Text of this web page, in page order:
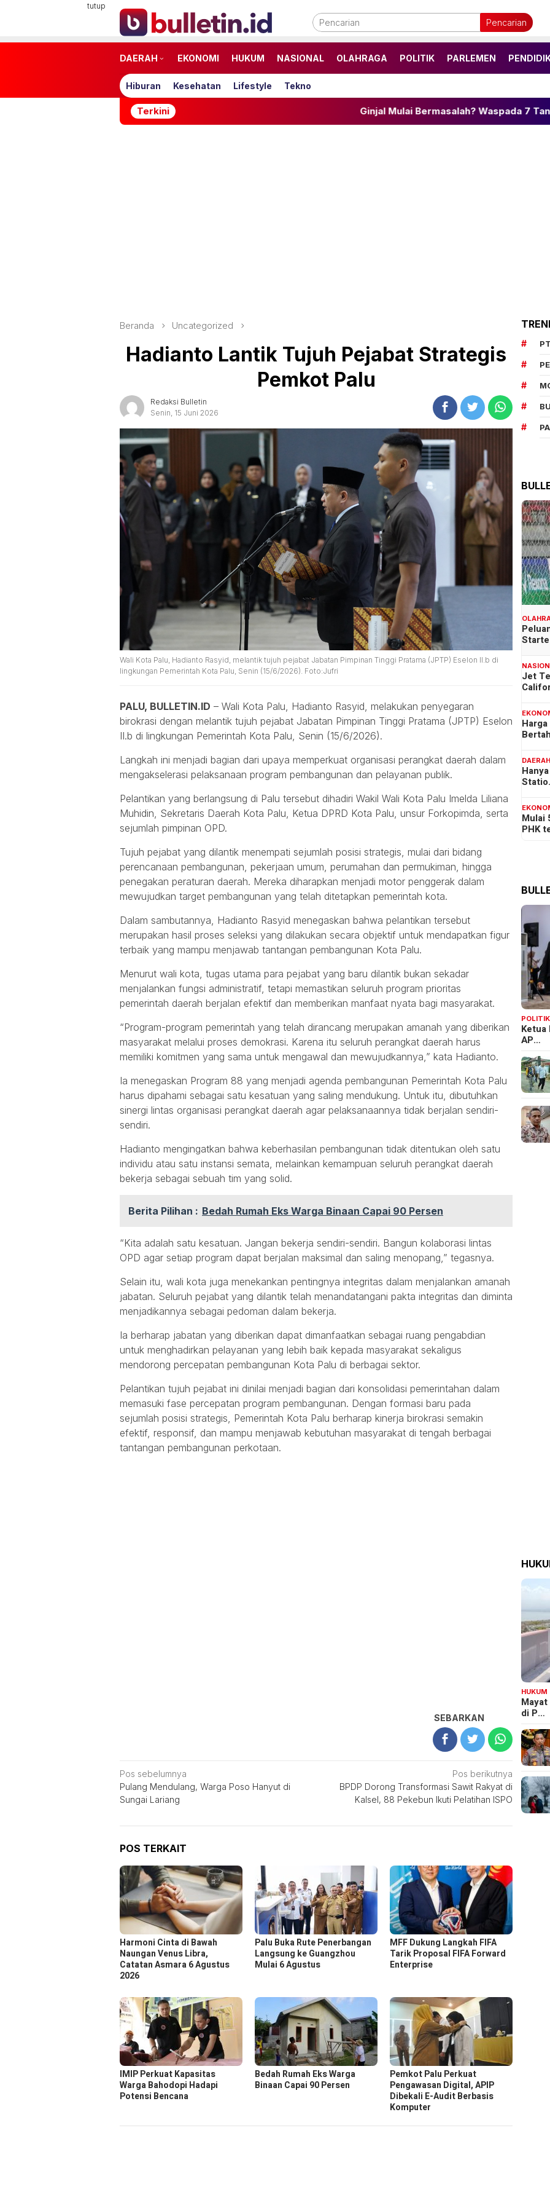
tutup
Pencarian
DAERAH EKONOMI HUKUM NASIONAL OLAHRAGA POLITIK PARLEMEN
Hiburan Kesehatan Lifestyle Tekno
Terkini Ginjal Mulai Bermasalah? Waspada 7 Tanda Diam-
Beranda Uncategorized
Hadianto Lantik Tujuh Pejabat Strategis
Pemkot Palu
Redaksi Bulletin
Senin, 15 Juni 2026
Wali Kota Palu, Hadianto Rasyid, melantik tujuh pejabat Jabatan Pimpinan Tinggi Pratama (JPTP) Eselon II.b di
lingkungan Pemerintah Kota Palu, Senin (15/6/2026). Foto:Jufri
PALU, BULLETIN.ID – Wali Kota Palu, Hadianto Rasyid, melakukan penyegaran
birokrasi dengan melantik tujuh pejabat Jabatan Pimpinan Tinggi Pratama (JPTP) Eselon
II.b di lingkungan Pemerintah Kota Palu, Senin (15/6/2026).
Langkah ini menjadi bagian dari upaya memperkuat organisasi perangkat daerah dalam
mengakselerasi pelaksanaan program pembangunan dan pelayanan publik.
Pelantikan yang berlangsung di Palu tersebut dihadiri Wakil Wali Kota Palu Imelda Liliana
Muhidin, Sekretaris Daerah Kota Palu, Ketua DPRD Kota Palu, unsur Forkopimda, serta
sejumlah pimpinan OPD.
Tujuh pejabat yang dilantik menempati sejumlah posisi strategis, mulai dari bidang
perencanaan pembangunan, pekerjaan umum, perumahan dan permukiman, hingga
penegakan peraturan daerah. Mereka diharapkan menjadi motor penggerak dalam
mewujudkan target pembangunan yang telah ditetapkan pemerintah kota.
Dalam sambutannya, Hadianto Rasyid menegaskan bahwa pelantikan tersebut
merupakan hasil proses seleksi yang dilakukan secara objektif untuk mendapatkan figur
terbaik yang mampu menjawab tantangan pembangunan Kota Palu.
Menurut wali kota, tugas utama para pejabat yang baru dilantik bukan sekadar
menjalankan fungsi administratif, tetapi memastikan seluruh program prioritas
pemerintah daerah berjalan efektif dan memberikan manfaat nyata bagi masyarakat.
“Program-program pemerintah yang telah dirancang merupakan amanah yang diberikan
masyarakat melalui proses demokrasi. Karena itu seluruh perangkat daerah harus
memiliki komitmen yang sama untuk mengawal dan mewujudkannya,” kata Hadianto.
Ia menegaskan Program 88 yang menjadi agenda pembangunan Pemerintah Kota Palu
harus dipahami sebagai satu kesatuan yang saling mendukung. Untuk itu, dibutuhkan
sinergi lintas organisasi perangkat daerah agar pelaksanaannya tidak berjalan sendiri-
sendiri.
Hadianto mengingatkan bahwa keberhasilan pembangunan tidak ditentukan oleh satu
individu atau satu instansi semata, melainkan kemampuan seluruh perangkat daerah
bekerja sebagai sebuah tim yang solid.
Berita Pilihan : Bedah Rumah Eks Warga Binaan Capai 90 Persen
“Kita adalah satu kesatuan. Jangan bekerja sendiri-sendiri. Bangun kolaborasi lintas
OPD agar setiap program dapat berjalan maksimal dan saling menopang,” tegasnya.
Selain itu, wali kota juga menekankan pentingnya integritas dalam menjalankan amanah
jabatan. Seluruh pejabat yang dilantik telah menandatangani pakta integritas dan diminta
menjadikannya sebagai pedoman dalam bekerja.
Ia berharap jabatan yang diberikan dapat dimanfaatkan sebagai ruang pengabdian
untuk menghadirkan pelayanan yang lebih baik kepada masyarakat sekaligus
mendorong percepatan pembangunan Kota Palu di berbagai sektor.
Pelantikan tujuh pejabat ini dinilai menjadi bagian dari konsolidasi pemerintahan dalam
memasuki fase percepatan program pembangunan. Dengan formasi baru pada
sejumlah posisi strategis, Pemerintah Kota Palu berharap kinerja birokrasi semakin
efektif, responsif, dan mampu menjawab kebutuhan masyarakat di tengah berbagai
tantangan pembangunan perkotaan.
SEBARKAN
Navigasi
pos
Pos sebelumnya
Pulang Mendulang, Warga Poso Hanyut di
Sungai Lariang
Pos berikutnya
BPDP Dorong Transformasi Sawit Rakyat di
Kalsel, 88 Pekebun Ikuti Pelatihan ISPO
POS TERKAIT
Harmoni Cinta di Bawah
Naungan Venus Libra,
Catatan Asmara 6 Agustus
2026
Palu Buka Rute Penerbangan
Langsung ke Guangzhou
Mulai 6 Agustus
MFF Dukung Langkah FIFA
Tarik Proposal FIFA Forward
Enterprise
IMIP Perkuat Kapasitas
Warga Bahodopi Hadapi
Potensi Bencana
Bedah Rumah Eks Warga
Binaan Capai 90 Persen
Pemkot Palu Perkuat
Pengawasan Digital, APIP
Dibekali E-Audit Berbasis
Komputer
Jet
Mulai
PHK
POLITIK
Ketua
AP…
HUKUM
di P…